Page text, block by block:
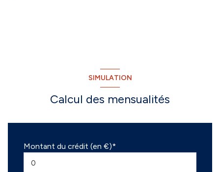
SIMULATION
Calcul des mensualités
Montant du crédit (en €)*